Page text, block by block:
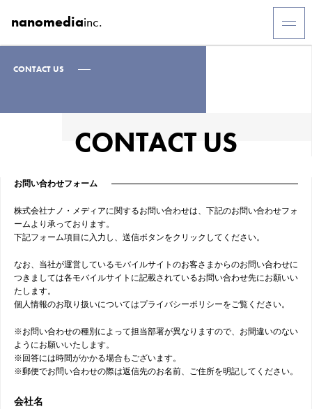
CONTACT US
CONTACT US
お問い合わせフォーム
株式会社ナノ・メディアに関するお問い合わせは、下記のお問い合わせフォ
ームより承っております。
下記フォーム項目に入力し、送信ボタンをクリックしてください。
なお、当社が運営しているモバイルサイトのお客さまからのお問い合わせに
つきましては各モバイルサイトに記載されているお問い合わせ先にお願いい
たします。
個人情報のお取り扱いについてはプライバシーポリシーをご覧ください。
※お問い合わせの種別によって担当部署が異なりますので、お間違いのない
ようにお願いいたします。
※回答には時間がかかる場合もございます。
※郵便でお問い合わせの際は返信先のお名前、ご住所を明記してください。
会社名
nanomediainc.